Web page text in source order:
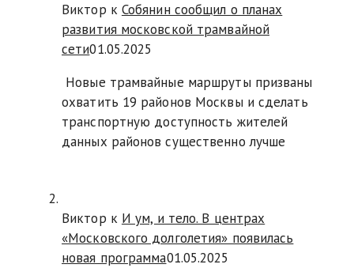
Виктор к Собянин сообщил о планах
развития московской трамвайной
сети01.05.2025
Новые трамвайные маршруты призваны
охватить 19 районов Москвы и сделать
транспортную доступность жителей
данных районов существенно лучше
Виктор к И ум, и тело. В центрах
«Московского долголетия» появилась
новая программа01.05.2025